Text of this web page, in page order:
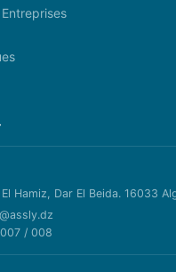
El Hamiz, Dar El Beida. 16033
/ 008